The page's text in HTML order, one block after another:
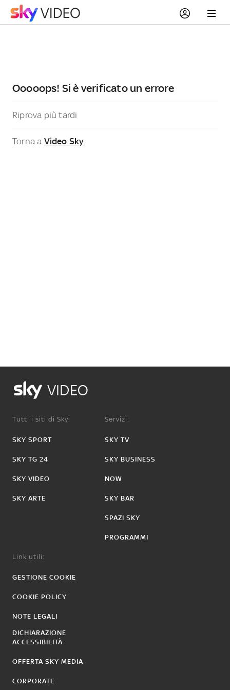
Ooooops! Si è verificato un errore
Riprova più tardi
Torna a Video Sky
VIDEO
Tutti i siti di Sky:
SKY SPORT
SKY TG 24
SKY VIDEO
SKY ARTE
Servizi:
SKY TV
SKY BUSINESS
NOW
SKY BAR
SPAZI SKY
PROGRAMMI
Link utili:
GESTIONE COOKIE
COOKIE POLICY
NOTE LEGALI
DICHIARAZIONE
ACCESSIBILITÀ
OFFERTA SKY MEDIA
CORPORATE